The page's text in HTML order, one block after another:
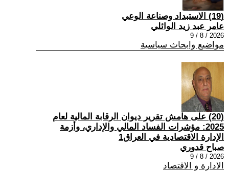
(19) الاستبداد وصناعة الوعي
عامر عبد زيد الوائلي
2026 / 8 / 9
مواضيع وابحاث سياسية
(20) على هامش تقرير ديوان الرقابة المالية لعام
2025: مؤشرات الفساد المالي والإداري، وأزمة
الإدارة الاقتصادية في العراق1
صباح قدوري
2026 / 8 / 9
الادارة و الاقتصاد